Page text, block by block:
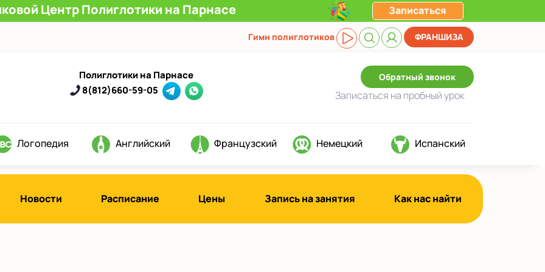
Центр Полиглотики на Парнасе Записаться
Гимн полиглотиков ФРАНШИЗА
Полиглотики на Парнасе
8(812)660-59-05
Обратный звонок
Записаться на пробный урок
Логопедия Английский Французский Немецкий Испанский
Новости Расписание Цены Запись на занятия Как нас найти